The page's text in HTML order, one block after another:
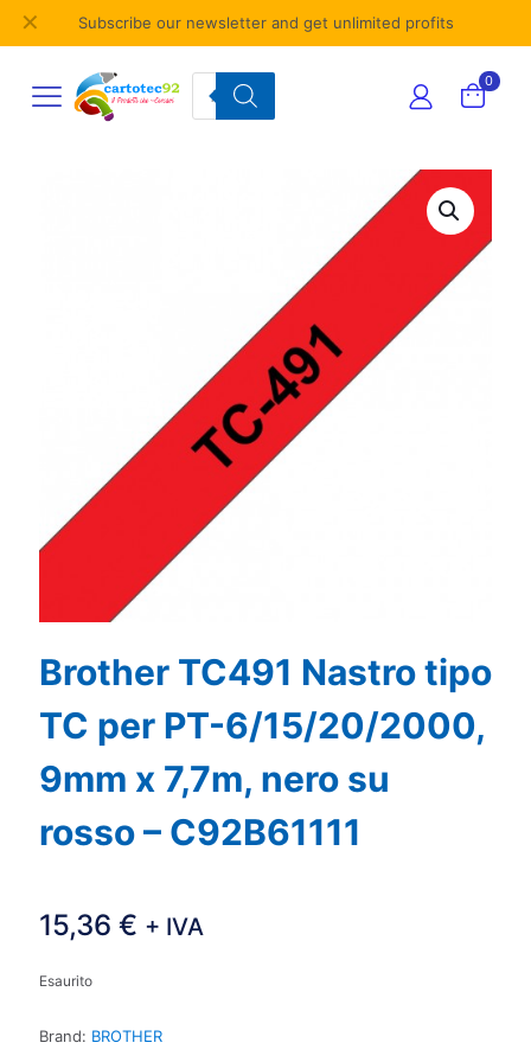
Subscribe our newsletter and get unlimited profits
✕
Products
search
0
Brother TC491 Nastro tipo
TC per PT-6/15/20/2000,
9mm x 7,7m, nero su
rosso – C92B61111
15,36 € + IVA
Esaurito
Brand: BROTHER